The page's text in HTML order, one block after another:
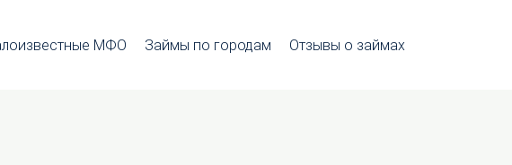
МФО Займы по городам Отзывы о займах